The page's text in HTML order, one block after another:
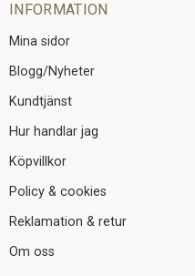
INFORMATION
Mina sidor
Blogg/Nyheter
Kundtjänst
Hur handlar jag
Köpvillkor
Policy & cookies
Reklamation & retur
Om oss